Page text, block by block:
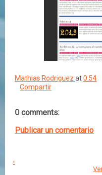
Mathias Rodriguez at0:54
Compartir
0 comments:
Publicar un comentario
‹